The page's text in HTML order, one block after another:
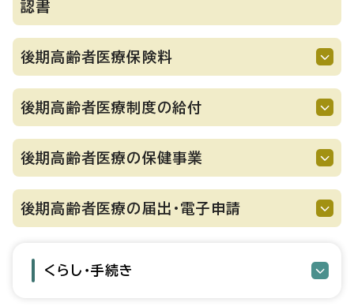
認書
後期高齢者医療保険料
後期高齢者医療制度の給付
後期高齢者医療の保健事業
後期高齢者医療の届出・電子申請
くらし・手続き